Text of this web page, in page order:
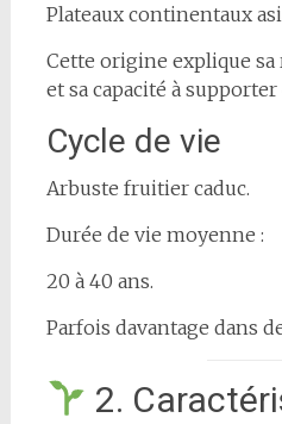
Plateaux continentaux
Cette origine explique
et sa capacité à
Cycle de vie
Arbuste fruitier caduc.
Durée de vie moyenne :
20 à 40 ans.
Parfois davantage dans
2.